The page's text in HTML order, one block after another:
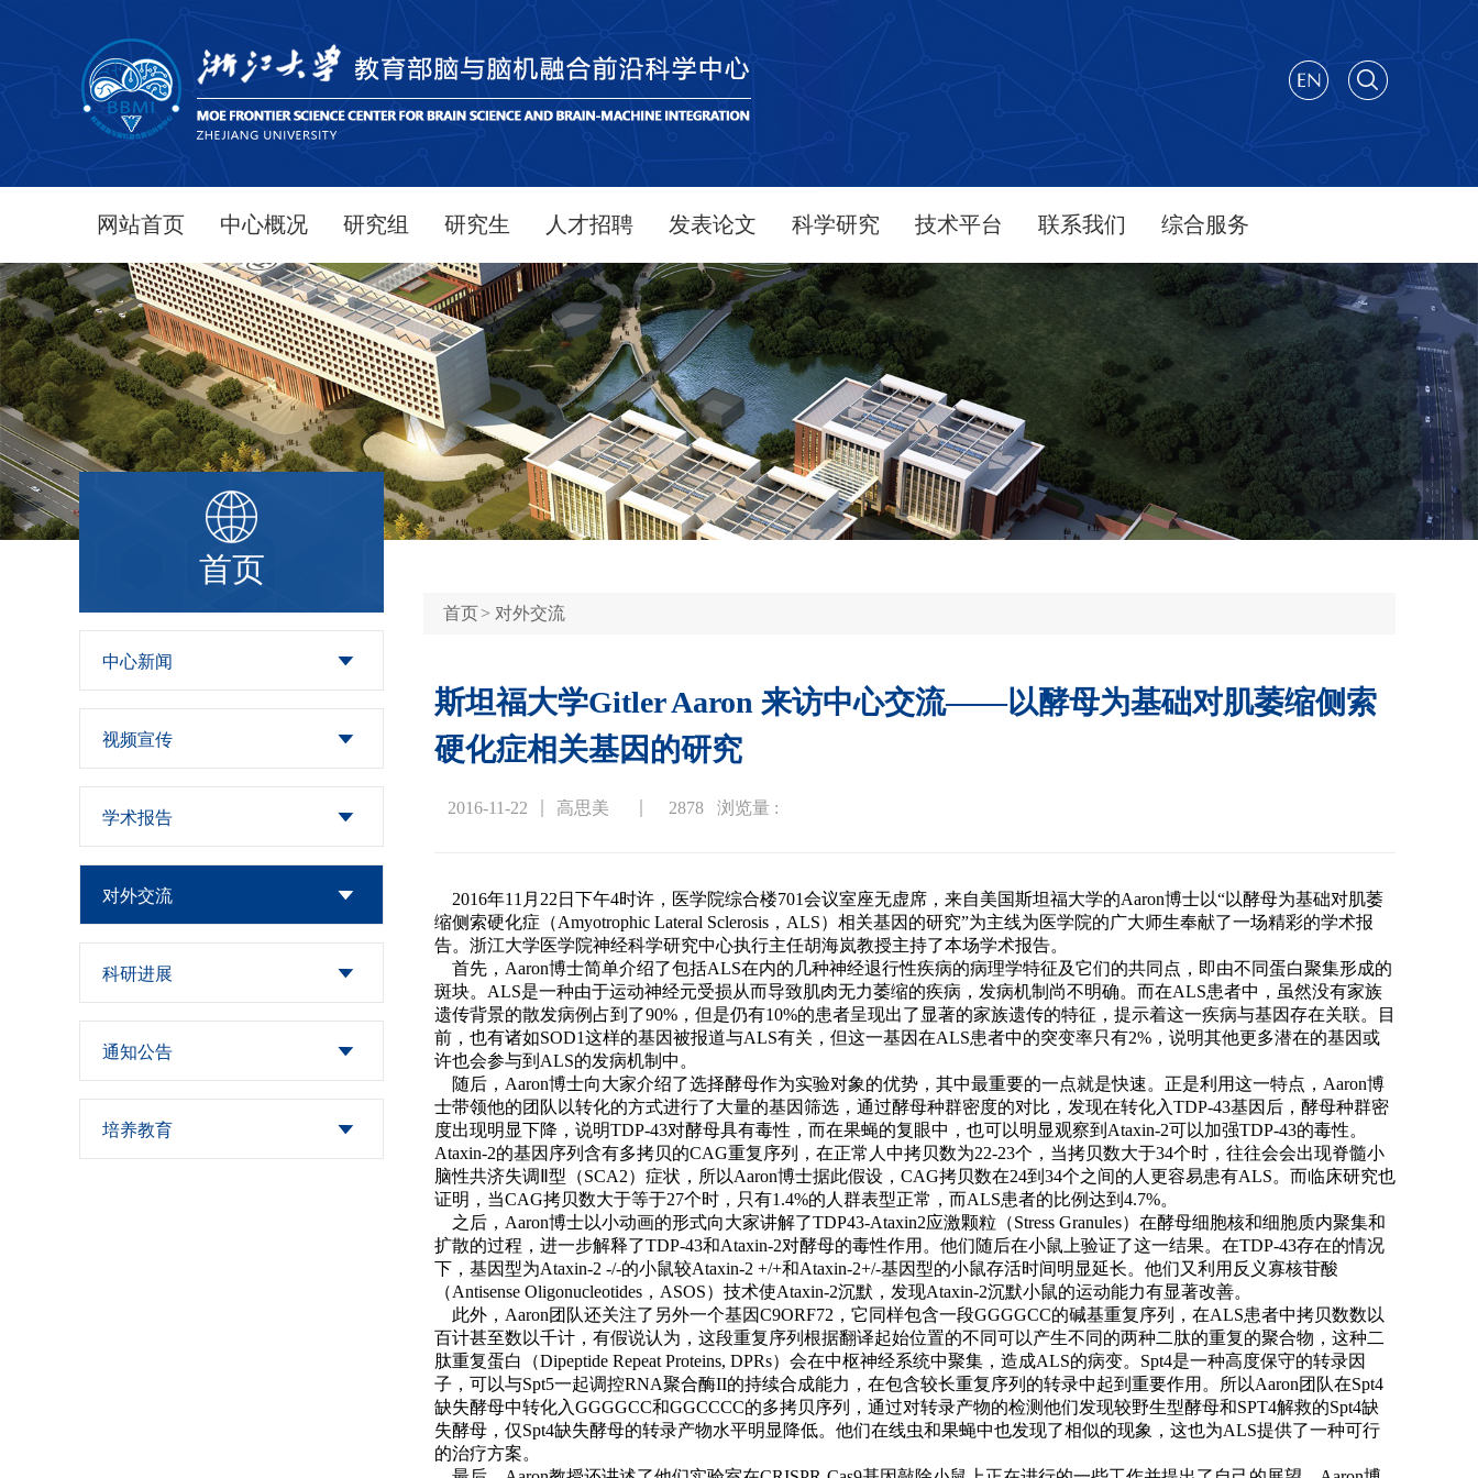
网站首页 中心概况
首席科学家致辞
中心简介
中心领导
组织结构
顾问委员会
委员会
教学督导委员会
研究生招生委员会
会
博士后工作委员会
空间管理委员会
会
合作与交流工作委
研究组 研究生
研究生教育
学生活动
人才招聘
研究员
博士后
科研助理
发表论文
2026年
2025年
2024年
2023年
2022年
2018年
科学研究
科研进展
学术期刊
获奖情况
科研项目
技术平台
平台简介
平台仪器设备汇总
实验病毒平台
显微成像平台
动物行为平台
联系我们
联系方式
办公室
综合服务
工作简报
首页
中心新闻
视频宣传
学术报告
对外交流
科研进展
通知公告
培养教育
首页> 对外交流
斯坦福大学Gitler Aaron 来访中心交流——以酵母为基础对肌萎缩侧索
硬化症相关基因的研究
2016-11-22 高思美 浏览量 :
2878
2016年11月22日下午4时许，医学院综合楼701会议室座无虚席，来自美国斯坦福大学的Aaron博士以“以酵母为基础对肌萎
缩侧索硬化症（Amyotrophic Lateral Sclerosis，ALS）相关基因的研究”为主线为医学院的广大师生奉献了一场精彩的学术报
告。浙江大学医学院神经科学研究中心执行主任胡海岚教授主持了本场学术报告。
首先，Aaron博士简单介绍了包括ALS在内的几种神经退行性疾病的病理学特征及它们的共同点，即由不同蛋白聚集形成的
斑块。ALS是一种由于运动神经元受损从而导致肌肉无力萎缩的疾病，发病机制尚不明确。而在ALS患者中，虽然没有家族
遗传背景的散发病例占到了90%，但是仍有10%的患者呈现出了显著的家族遗传的特征，提示着这一疾病与基因存在关联。目
前，也有诸如SOD1这样的基因被报道与ALS有关，但这一基因在ALS患者中的突变率只有2%，说明其他更多潜在的基因或
许也会参与到ALS的发病机制中。
随后，Aaron博士向大家介绍了选择酵母作为实验对象的优势，其中最重要的一点就是快速。正是利用这一特点，Aaron博
士带领他的团队以转化的方式进行了大量的基因筛选，通过酵母种群密度的对比，发现在转化入TDP-43基因后，酵母种群密
度出现明显下降，说明TDP-43对酵母具有毒性，而在果蝇的复眼中，也可以明显观察到Ataxin-2可以加强TDP-43的毒性。
Ataxin-2的基因序列含有多拷贝的CAG重复序列，在正常人中拷贝数为22-23个，当拷贝数大于34个时，往往会会出现脊髓小
脑性共济失调Ⅱ型（SCA2）症状，所以Aaron博士据此假设，CAG拷贝数在24到34个之间的人更容易患有ALS。而临床研究也
证明，当CAG拷贝数大于等于27个时，只有1.4%的人群表型正常，而ALS患者的比例达到4.7%。
之后，Aaron博士以小动画的形式向大家讲解了TDP43-Ataxin2应激颗粒（Stress Granules）在酵母细胞核和细胞质内聚集和
扩散的过程，进一步解释了TDP-43和Ataxin-2对酵母的毒性作用。他们随后在小鼠上验证了这一结果。在TDP-43存在的情况
下，基因型为Ataxin-2 -/-的小鼠较Ataxin-2 +/+和Ataxin-2+/-基因型的小鼠存活时间明显延长。他们又利用反义寡核苷酸
（Antisense Oligonucleotides，ASOS）技术使Ataxin-2沉默，发现Ataxin-2沉默小鼠的运动能力有显著改善。
此外，Aaron团队还关注了另外一个基因C9ORF72，它同样包含一段GGGGCC的碱基重复序列，在ALS患者中拷贝数数以
百计甚至数以千计，有假说认为，这段重复序列根据翻译起始位置的不同可以产生不同的两种二肽的重复的聚合物，这种二
肽重复蛋白（Dipeptide Repeat Proteins, DPRs）会在中枢神经系统中聚集，造成ALS的病变。Spt4是一种高度保守的转录因
子，可以与Spt5一起调控RNA聚合酶II的持续合成能力，在包含较长重复序列的转录中起到重要作用。所以Aaron团队在Spt4
缺失酵母中转化入GGGGCC和GGCCCC的多拷贝序列，通过对转录产物的检测他们发现较野生型酵母和SPT4解救的Spt4缺
失酵母，仅Spt4缺失酵母的转录产物水平明显降低。他们在线虫和果蝇中也发现了相似的现象，这也为ALS提供了一种可行
的治疗方案。